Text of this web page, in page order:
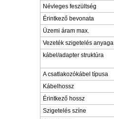
Névleges feszültség
Érintkező bevonata
Üzemi áram max.
Vezeték szigetelés anyaga
kábel/adapter struktúra
A csatlakozókábel típusa
Kábelhossz
Érintkező hossz
Szigetelés színe